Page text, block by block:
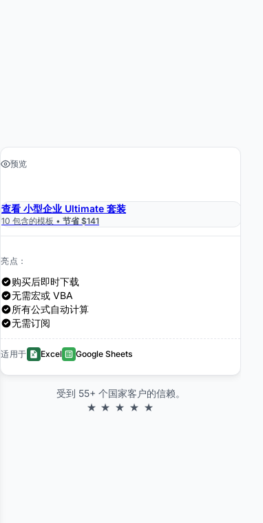
预览
查看 小型企业 Ultimate 套装
10 包含的模板 • 节省 $141
亮点：
购买后即时下载
无需宏或 VBA
所有公式自动计算
无需订阅
适用于 Excel Google Sheets
受到 55+ 个国家客户的信赖。
★ ★ ★ ★ ★